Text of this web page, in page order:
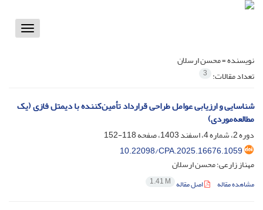
Toggle
نویسنده =محسن ارسلان
تعداد مقالات: 3
شناسایی و ارزیابی عوامل طراحی قرارداد تأمین‌کننده با دیمتل فازی (یک
مطالعه‌موردی)
دوره 2، شماره 4، اسفند 1403، صفحه
118-152
10.22098/CPA.2025.16676.1059
مهناز زارعی؛ محسن ارسلان
مشاهده مقاله اصل مقاله 1.41 M